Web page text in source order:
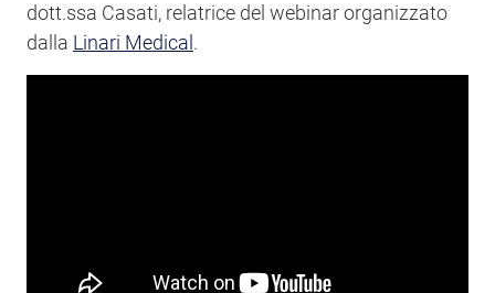
dott.ssa Casati, relatrice del webinar organizzato
dalla Linari Medical .